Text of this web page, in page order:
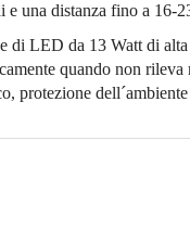
e una distanza fino a 16-
di LED da 13 Watt di alta
quando non
protezione